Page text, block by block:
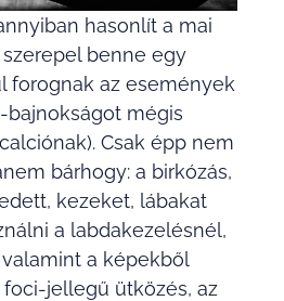
hasonlít a mai
benne egy
forognak az események
bajnokságot mégis
Csak épp nem
bárhogy: a birkózás,
kezeket, lábakat
a labdakezelésnél,
a képekből
foci-jellegű ütközés, az